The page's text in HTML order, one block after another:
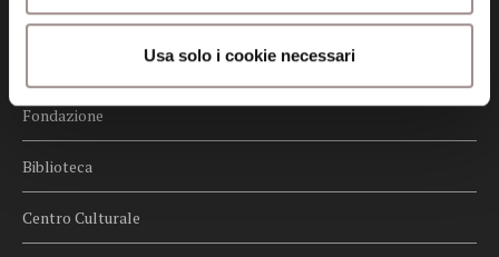
Usa solo i cookie necessari
Whistleblowing
Menu
Fondazione
Biblioteca
Centro Culturale